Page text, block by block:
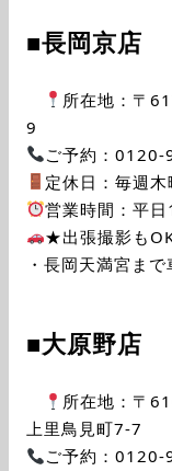
■長岡京店
所在地：〒
9
ご予約：
定休日：毎週木
営業時間：平
★出張撮影もOK
・長岡天満宮まで
■大原野店
所在地：〒
上里鳥見町7-7
ご予約：